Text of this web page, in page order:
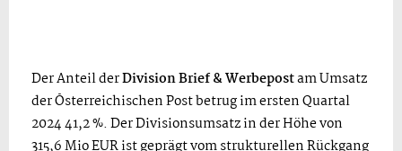
Der Anteil derDivision Brief & Werbepostam Umsatz
der Österreichischen Post betrug im ersten Quartal
2024 41,2 %. Der Divisionsumsatz in der Höhe von